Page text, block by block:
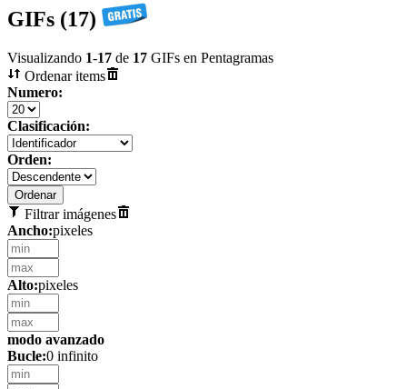
GIFs (17)
Visualizando 1-17 de 17 GIFs en Pentagramas
Ordenar items
Numero:
Clasificación:
Orden:
Filtrar imágenes
Ancho:pixeles
Alto:pixeles
modo avanzado
Bucle:0 infinito